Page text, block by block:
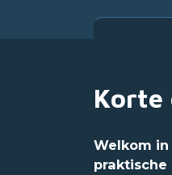
Korte
Welkom